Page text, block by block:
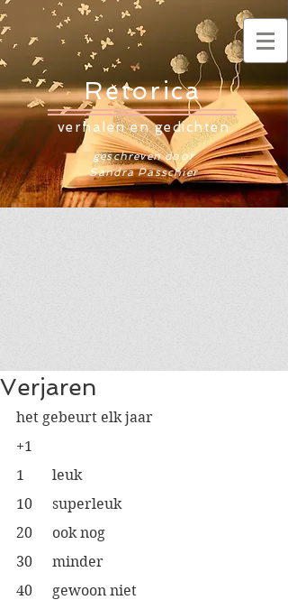
Retorica
verhalen en gedichten
geschreven door
Sandra Passchier
Verjaren
het gebeurt elk jaar
+1
1	leuk
10	superleuk
20	ook nog
30  	minder
40	gewoon niet